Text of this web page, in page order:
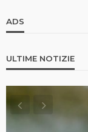
ADS
ULTIME NOTIZIE